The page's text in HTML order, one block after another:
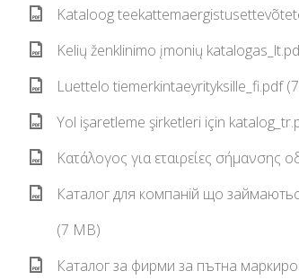
Kataloog
Kelių ženklinimo įmonių
Luettelo tiemerkintaeyrityksille_fi.pdf
Yol işaretleme şirketleri için
Κατάλογος για εταιρείες σήμανσης
Каталог для компаній що
(7 MB)
Каталог за фирми за пътна